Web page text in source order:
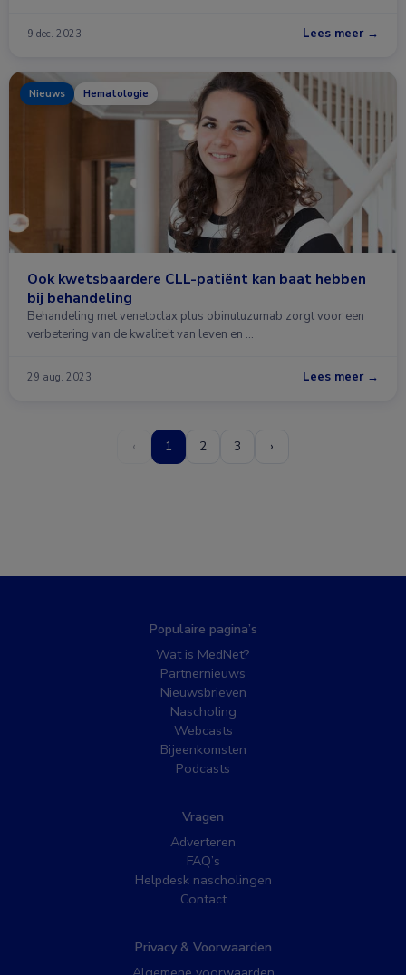
9 dec. 2023 Lees meer →
Nieuws Hematologie
Ook kwetsbaardere CLL-patiënt kan baat hebben
bij behandeling
Behandeling met venetoclax plus obinutuzumab zorgt voor een
verbetering van de kwaliteit van leven en …
29 aug. 2023 Lees meer →
‹ 1 2 3 ›
Populaire pagina’s
Wat is MedNet?
Partnernieuws
Nieuwsbrieven
Nascholing
Webcasts
Bijeenkomsten
Podcasts
Vragen
Adverteren
FAQ’s
Helpdesk nascholingen
Contact
Privacy & Voorwaarden